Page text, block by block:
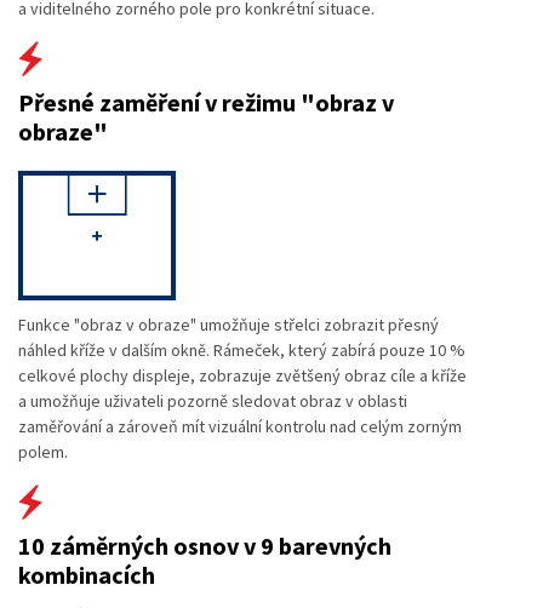
a viditelného zorného pole pro konkrétní situace.
Přesné zaměření v režimu "obraz v
obraze"
Funkce "obraz v obraze" umožňuje střelci zobrazit přesný
náhled kříže v dalším okně. Rámeček, který zabírá pouze 10 %
celkové plochy displeje, zobrazuje zvětšený obraz cíle a kříže
a umožňuje uživateli pozorně sledovat obraz v oblasti
zaměřování a zároveň mít vizuální kontrolu nad celým zorným
polem.
10 záměrných osnov v 9 barevných
kombinacích